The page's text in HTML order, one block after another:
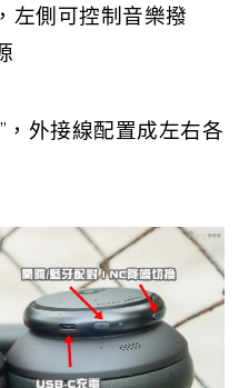
左側可控制音樂撥
，外接線配置成左右各